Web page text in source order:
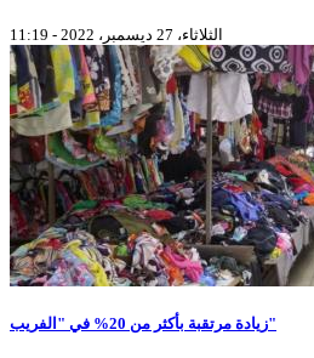
الثلاثاء، 27 ديسمبر، 2022 - 11:19
زيادة مرتقبة بأكثر من 20% في "الفريب"